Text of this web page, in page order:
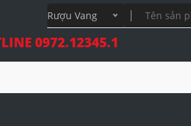
Rượu Vang
0972.12345.1